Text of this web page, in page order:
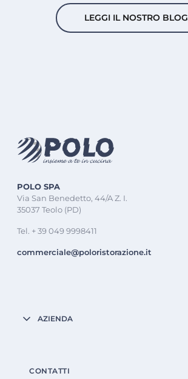
LEGGI IL NOSTRO BLOG
POLO SPA
Via San Benedetto, 44/A Z. I.
35037 Teolo (PD)
Tel. + 39 049 9998411
commerciale@poloristorazione.it
AZIENDA
CONTATTI